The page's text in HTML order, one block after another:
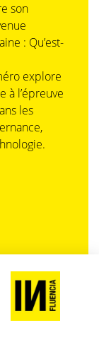
son
: Qu’est-
explore
à l’épreuve
les